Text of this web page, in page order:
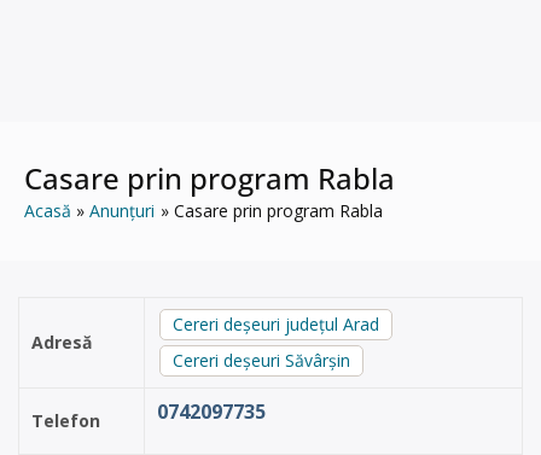
Casare prin program Rabla
Acasă Anunțuri Casare prin program Rabla
Adresă
Cereri deșeuri județul Arad
Cereri deșeuri Săvârşin
Telefon 0742097735